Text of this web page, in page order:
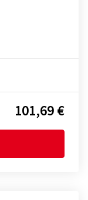
101,69 €